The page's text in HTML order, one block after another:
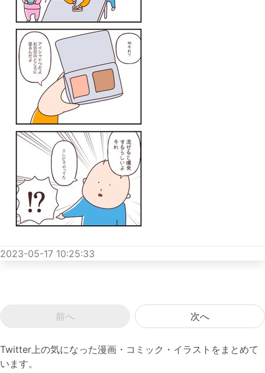
2023-05-17 10:25:33
前へ 次へ
Twitter上の気になった漫画・コミック・イラストをまとめて
います。